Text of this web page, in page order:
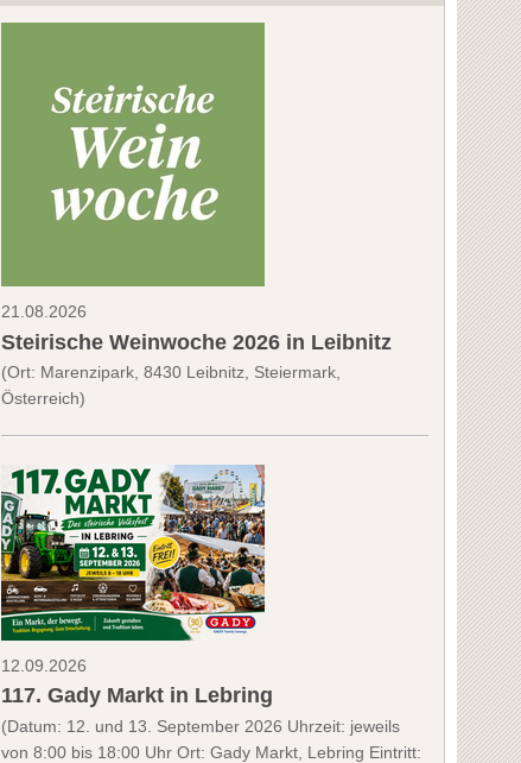
21.08.2026
Steirische Weinwoche 2026 in Leibnitz
(Ort: Marenzipark, 8430 Leibnitz, Steiermark,
Österreich)
12.09.2026
117. Gady Markt in Lebring
(Datum: 12. und 13. September 2026 Uhrzeit: jeweils
von 8:00 bis 18:00 Uhr Ort: Gady Markt, Lebring Eintritt: